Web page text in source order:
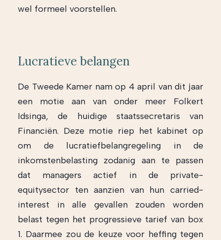
wel formeel voorstellen.
Lucratieve belangen
De Tweede Kamer nam op 4 april van dit jaar
een motie aan van onder meer Folkert
Idsinga, de huidige staatssecretaris van
Financiën. Deze motie riep het kabinet op
om de lucratiefbelangregeling in de
inkomstenbelasting zodanig aan te passen
dat managers actief in de private-
equitysector ten aanzien van hun carried-
interest in alle gevallen zouden worden
belast tegen het progressieve tarief van box
1. Daarmee zou de keuze voor heffing tegen